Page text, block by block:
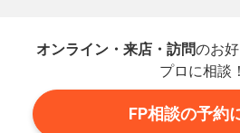
オンライン・来店・訪問のお
プロに相談！
FP相談の予約